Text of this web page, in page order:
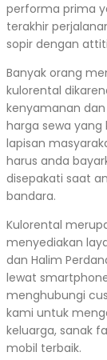
performa prima
terakhir
sopir dengan
Banyak orang
kulorental
kenyamanan
harga sewa
lapisan
harus anda
disepakati saat
bandara.
Kulorental
menyediakan
dan Halim
lewat
menghubungi
kami untuk
keluarga, sanak
mobil terbaik.